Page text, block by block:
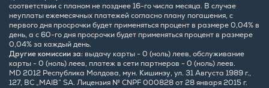
соответствии с планом не позднее 16-го числа месяца. В случае
неуплаты ежемесячных платежей согласно плану погашения, с
первого дня просрочки будет применяться процент в размере 0,04% в
день, а с 60-го дня просрочки будет применяться процент в размере
0,04% за каждый день.
Другие комиссии за:выдачу карты - 0 (ноль) леев, обслуживание
карты - 0 (ноль) леев, платеж в сети партнеров - 0 (ноль) леев.
MD 2012 Республика Молдова, мун. Кишинэу, ул. 31 Августа 1989 г.,
127, BC „MAIB” SA. Лицензия № CNPF 000828 от 28 января 2015 г.